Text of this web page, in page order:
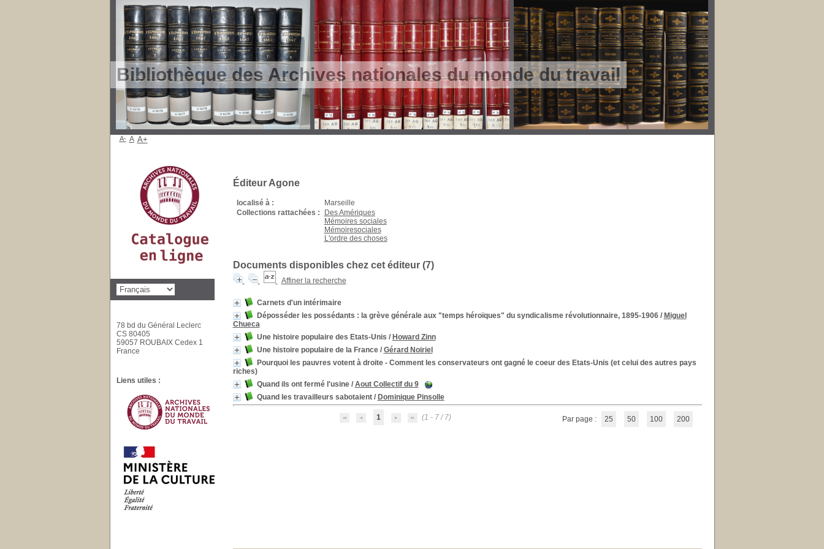
Bibliothèque des Archives nationales du monde du travail
Éditeur Agone
localisé à :
Marseille
Collections rattachées :
Des Amériques
Mémoires sociales
Mémoiresociales
L'ordre des choses
Documents disponibles chez cet éditeur (7)
Affiner la recherche
Carnets d'un intérimaire
Déposséder les possédants : la grève générale aux "temps héroïques" du syndicalisme révolutionnaire, 1895-1906/ Miguel
Chueca
Une histoire populaire des Etats-Unis / Howard Zinn
Une histoire populaire de la France/ Gérard Noiriel
Pourquoi les pauvres votent à droite - Comment les conservateurs ont gagné le coeur des Etats-Unis (et celui des autres pays
riches)
Quand ils ont fermé l'usine/ Aout Collectif du 9
Quand les travailleurs sabotaient/ Dominique Pinsolle
1 (1 - 7 / 7) Par page : 25 50 100 200
A- A A+
78 bd du Général Leclerc
CS 80405
59057 ROUBAIX Cedex 1
France
Liens utiles :